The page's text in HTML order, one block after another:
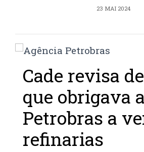
23 MAI 2024
Cade revisa
que obrigava a
Petrobras a
refinarias